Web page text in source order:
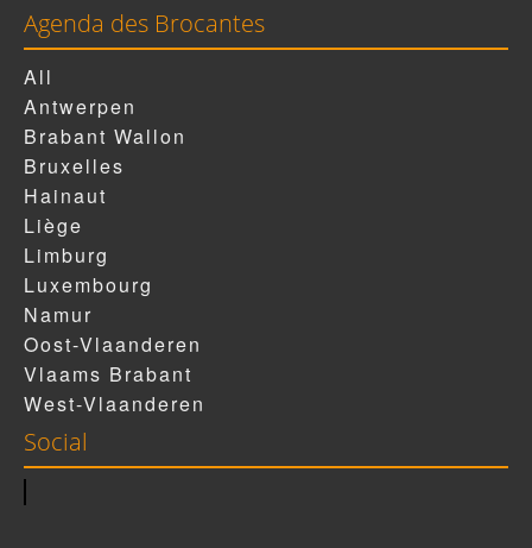
Agenda des Brocantes
All
Antwerpen
Brabant Wallon
Bruxelles
Hainaut
Liège
Limburg
Luxembourg
Namur
Oost-Vlaanderen
Vlaams Brabant
West-Vlaanderen
Social